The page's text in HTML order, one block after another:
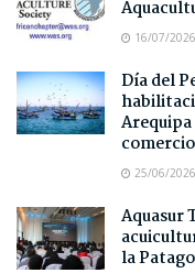
16/07/2026
Día del
25/06/2026
Aquasur
la